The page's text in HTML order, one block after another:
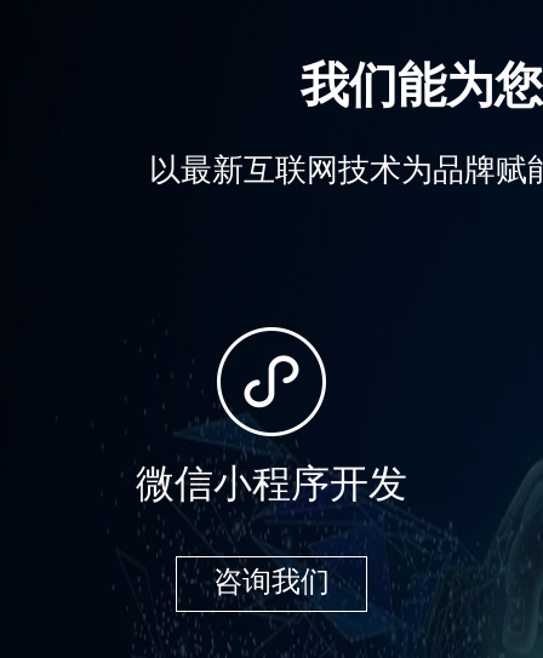
我们能为
以最新互联网技术为品牌
微信小程序开发
咨询我们